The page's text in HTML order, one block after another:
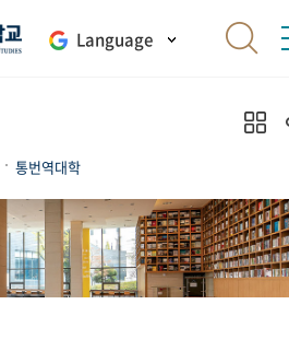
Language
통번역대학